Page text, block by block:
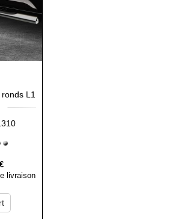
L1
livraison